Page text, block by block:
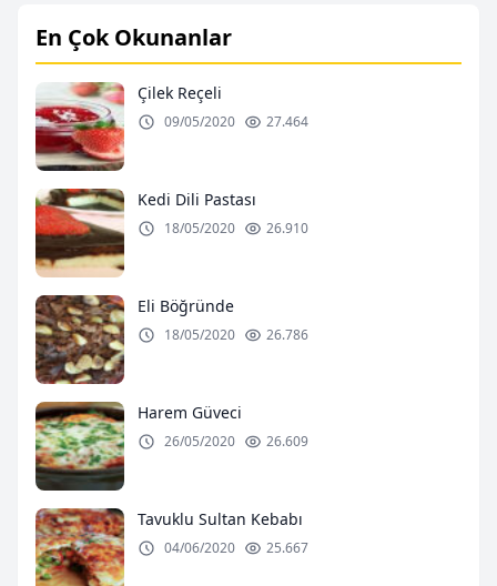
En Çok Okunanlar
Çilek Reçeli
09/05/2020 27.464
Kedi Dili Pastası
18/05/2020 26.910
Eli Böğründe
18/05/2020 26.786
Harem Güveci
26/05/2020 26.609
Tavuklu Sultan Kebabı
04/06/2020 25.667